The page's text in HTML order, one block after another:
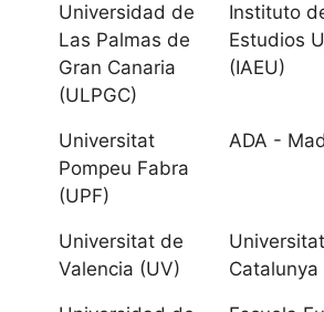
Universidad de
Las Palmas de
Cantabria
Cantabria
Universidad
Universidad de
Las Palmas de
Gran Canaria
(ULPGC)
Instituto
Estudios
(IAEU)
Universitat
Pompeu Fabra
(UPF)
ADA -
Universitat de
Valencia (UV)
Catalunya